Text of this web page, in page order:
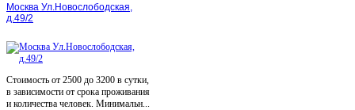
Москва Ул.Новослободская,
д.49/2
Стоимость от 2500 до 3200 в сутки,
в зависимости от срока проживания
и количества человек. Минимальн...